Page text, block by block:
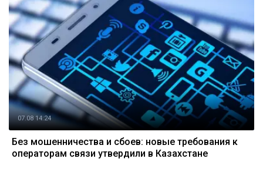
07.08 14:24
Без мошенничества и сбоев: новые требования к
операторам связи утвердили в Казахстане